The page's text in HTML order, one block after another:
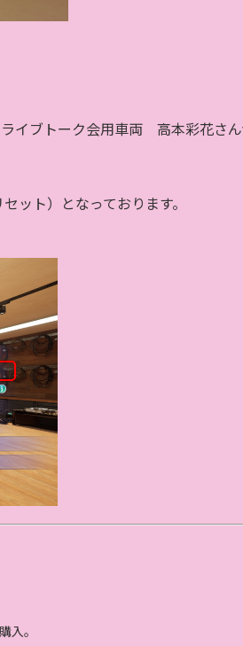
イブトーク会用車両 高本彩花さん
ット）となっております。
入。